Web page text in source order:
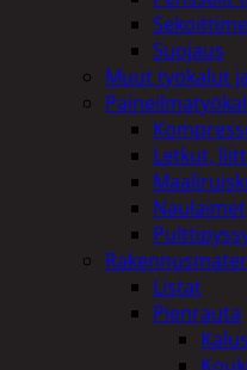
Suojaus
Muut työkalut
Letkut,
Naulaimet
Listat
Pienrauta